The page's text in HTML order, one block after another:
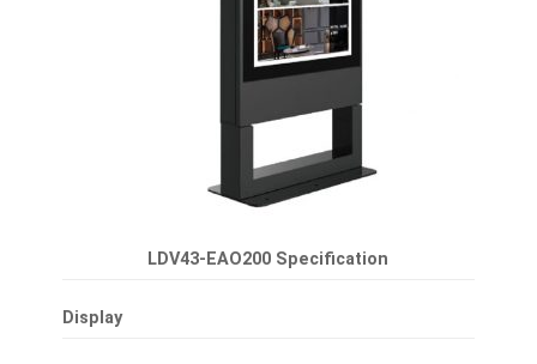
LDV43-EAO200 Specification
Display